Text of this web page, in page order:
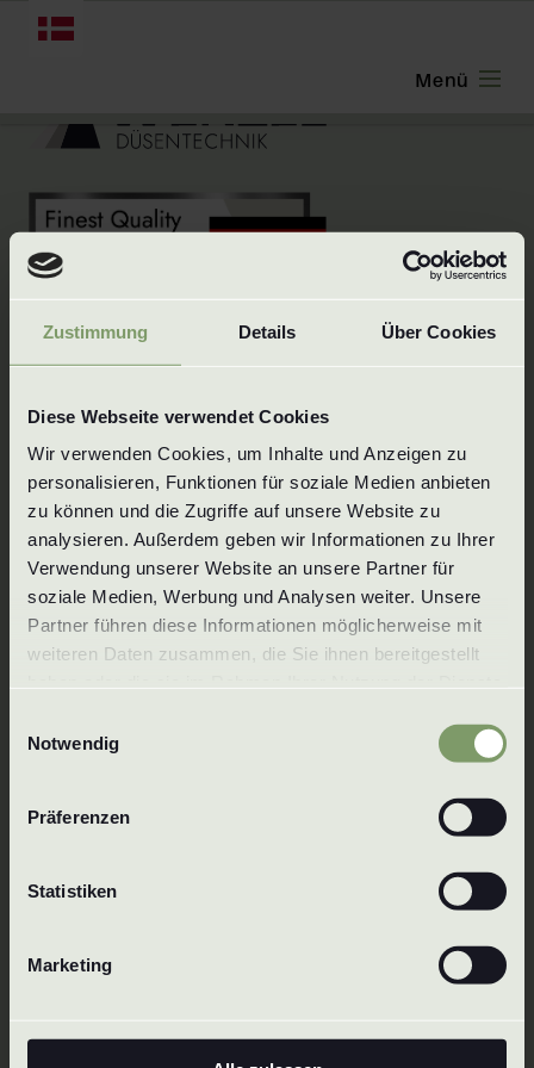
Zustimmung Details Über Cookies
Diese Webseite verwendet Cookies
Wir verwenden Cookies, um Inhalte und Anzeigen zu
personalisieren, Funktionen für soziale Medien anbieten
zu können und die Zugriffe auf unsere Website zu
analysieren. Außerdem geben wir Informationen zu Ihrer
Verwendung unserer Website an unsere Partner für
soziale Medien, Werbung und Analysen weiter. Unsere
Partner führen diese Informationen möglicherweise mit
weiteren Daten zusammen, die Sie ihnen bereitgestellt
unsere Datenschutzerklärung
Notwendig
Präferenzen
Statistiken
Marketing
DANSK
Wenzel Düsentechnik er en schwäbisk
familievirksomhed med over 25 års erfaring
inden for dyseteknologi.
Tlf.:+49 7125 3559
E-Mail:info@wenzel-duesen.de
Wenzel GmbH & Co. KG
Baachstraße 1
Tyskland